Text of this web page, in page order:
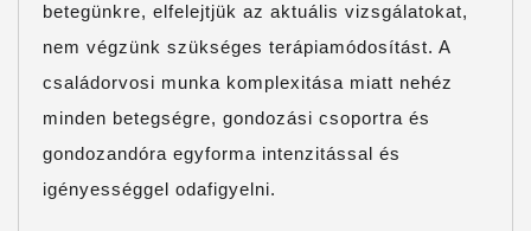
betegünkre, elfelejtjük az aktuális vizsgálatokat,
nem végzünk szükséges terápiamódosítást. A
családorvosi munka komplexitása miatt nehéz
minden betegségre, gondozási csoportra és
gondozandóra egyforma intenzitással és
igényességgel odafigyelni.